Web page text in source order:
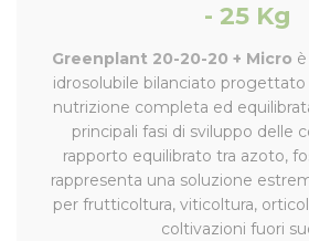
- 25 Kg
Greenplant 20-20-20 + Micro
idrosolubile bilanciato
nutrizione completa ed
principali fasi di sviluppo delle
rapporto equilibrato tra azoto,
rappresenta una soluzione
per frutticoltura, viticoltura,
coltivazioni fuori